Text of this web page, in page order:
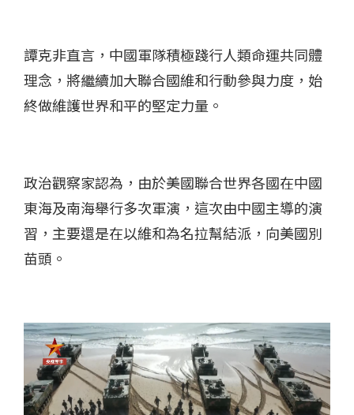
譚克非直言，中國軍隊積極踐行人類命運共同體
理念，將繼續加大聯合國維和行動參與力度，始
終做維護世界和平的堅定力量。
政治觀察家認為，由於美國聯合世界各國在中國
東海及南海舉行多次軍演，這次由中國主導的演
習，主要還是在以維和為名拉幫結派，向美國別
苗頭。